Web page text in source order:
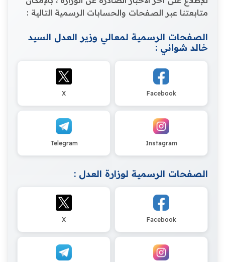
متابعتنا عبر الصفحات والحسابات الرسمية التالية :
الصفحات الرسمية لمعالي وزير العدل السيد
خالد شواني :
Facebook
X
Instagram
Telegram
الصفحات الرسمية لوزارة العدل :
Facebook
X